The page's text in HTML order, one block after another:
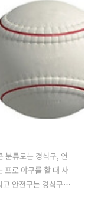
분류로는 경식구, 연
프로 야구를 할 때 사
안전구는 경식구와
강조시킨 공이라고